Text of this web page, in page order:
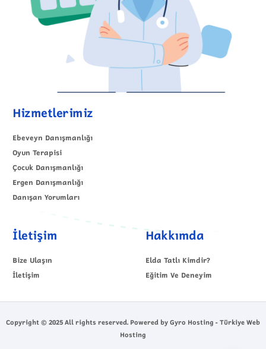
Hizmetlerimiz
Ebeveyn Danışmanlığı
Oyun Terapisi
Çocuk Danışmanlığı
Ergen Danışmanlığı
Danışan Yorumları
İletişim
Bize Ulaşın
İletişim
Hakkımda
Elda Tatlı Kimdir?
Eğitim Ve Deneyim
Copyright © 2025 All rights reserved. Powered by Gyro Hosting - Türkiye Web
Hosting